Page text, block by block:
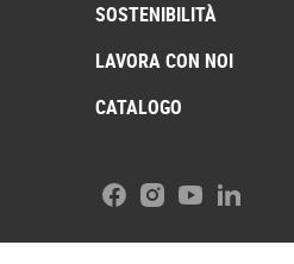
SOSTENIBILITÀ
LAVORA CON NOI
CATALOGO
Facebook
Instagram
YoutubeLinkedIn